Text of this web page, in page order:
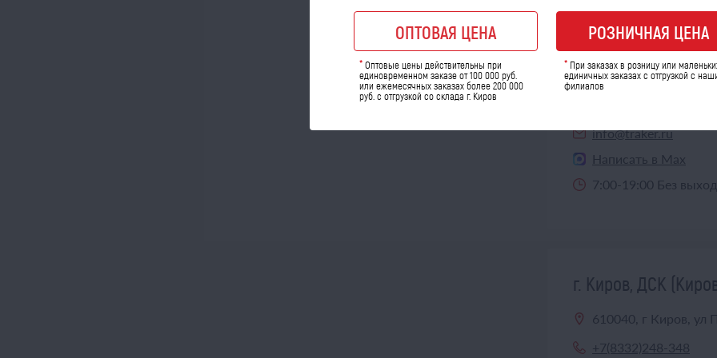
г. Киров (Кировская
610021, г Киров, ул
info@traker.ru
Написать в Max
7:00-19:00 Без
г. Киров, ДСК
610040, г Киров, ул
+7(8332)248-348
ОПТОВАЯ ЦЕНА
*Оптовые цены действительны при
единовременном заказе от 100 000 руб.
или ежемесячных заказах более 200 000
руб. с отгрузкой со склада г. Киров
РОЗНИЧНАЯ ЦЕНА
* При заказах в розницу или
единичных заказах с отгрузкой с
филиалов